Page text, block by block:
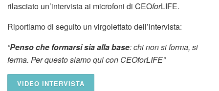
rilasciato un’intervista ai microfoni di CEOforLIFE.
Riportiamo di seguito un virgolettato dell’intervista:
“Penso che formarsi sia alla base: chi non si forma, si
ferma. Per questo siamo qui con CEOforLIFE”
VIDEO INTERVISTA